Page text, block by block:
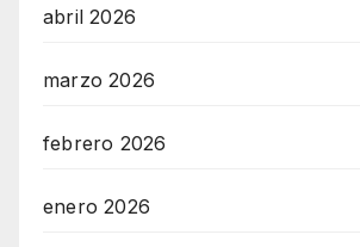
abril 2026
marzo 2026
febrero 2026
enero 2026